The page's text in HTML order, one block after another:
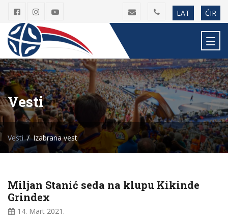
LAT ĆIR
Vesti
Vesti Izabrana vest
Miljan Stanić seda na klupu Kikinde
Grindex
14. Mart 2021.